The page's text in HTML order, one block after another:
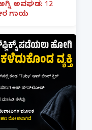
ಅವಘಡ: 12
ಗಾಯ